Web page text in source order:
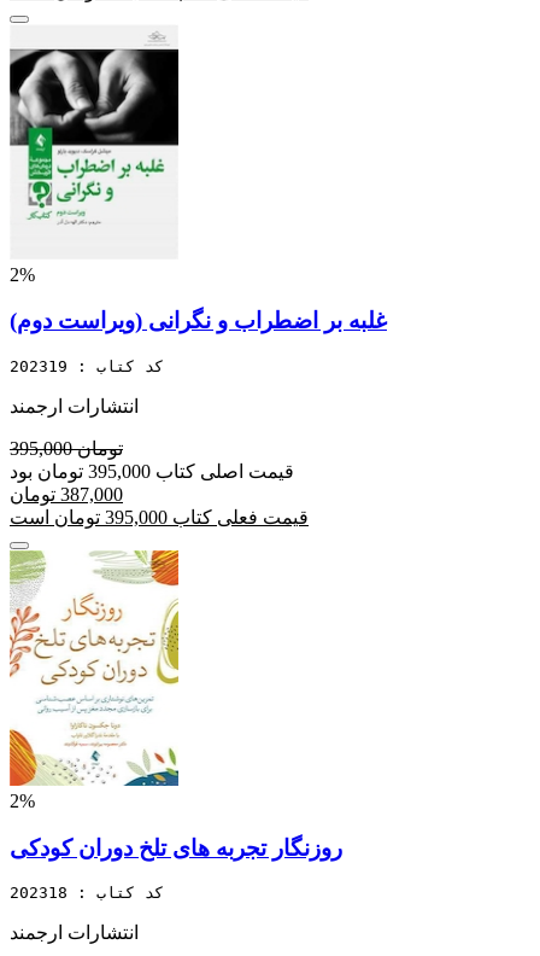
2%
غلبه بر اضطراب و نگرانی (ویراست دوم)
کد کتاب : 202319
انتشارات ارجمند
395,000 تومان
قیمت اصلی کتاب 395,000 تومان بود
387,000 تومان
قیمت فعلی کتاب 395,000 تومان است
2%
روزنگار تجربه های تلخ دوران کودکی
کد کتاب : 202318
انتشارات ارجمند